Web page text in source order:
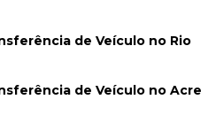
de Veículo no Rio
de Veículo no Acre